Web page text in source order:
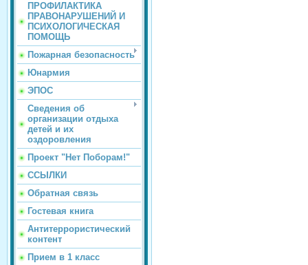
ПРОФИЛАКТИКА
ПРАВОНАРУШЕНИЙ И
ПСИХОЛОГИЧЕСКАЯ
ПОМОЩЬ
Пожарная безопасность
Юнармия
ЭПОС
Сведения об
организации отдыха
детей и их
оздоровления
Проект "Нет Поборам!"
ССЫЛКИ
Обратная связь
Гостевая книга
Антитеррористический
контент
Прием в 1 класс